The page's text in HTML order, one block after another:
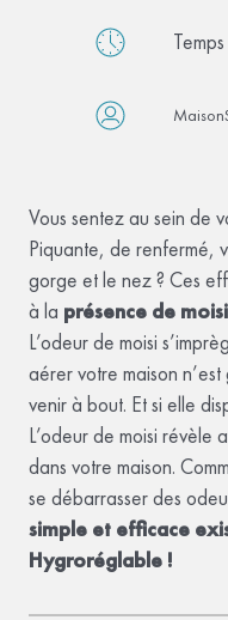
Vous sentez au sein de
Piquante, de renfermé,
gorge et le nez ? Ces
à la présence de
L’odeur de moisi
aérer votre maison
venir à bout. Et si elle
L’odeur de moisi révèle
dans votre maison.
se débarrasser des
simple et efficace
Hygroréglable !